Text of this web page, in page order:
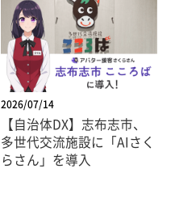
2026/07/14
【自治体DX】志布志市、
多世代交流施設に「AIさく
らさん」を導入